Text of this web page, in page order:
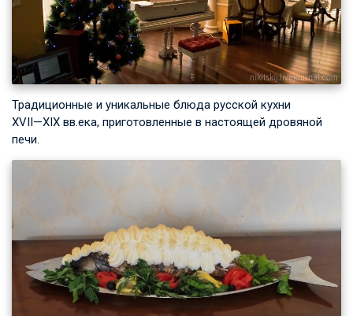
Традиционные и уникальные блюда русской кухни
XVII—XIX вв.ека, приготовленные в настоящей дровяной
печи.